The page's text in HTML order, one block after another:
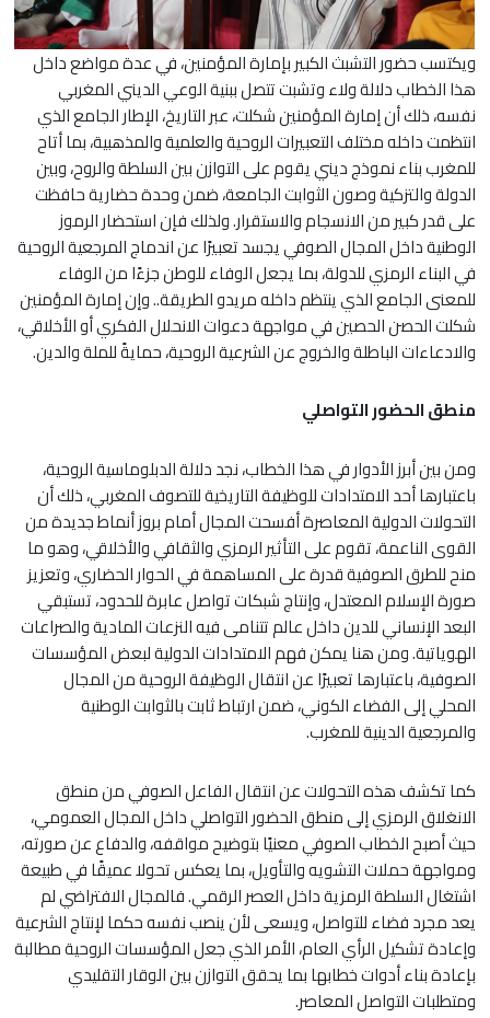
ويكتسب حضور التشبث الكبير بإمارة المؤمنين، في عدة مواضع داخل
هذا الخطاب دلالة ولاء وتشبت تتصل ببنية الوعي الديني المغربي
نفسه، ذلك أن إمارة المؤمنين شكلت، عبر التاريخ، الإطار الجامع الذي
انتظمت داخله مختلف التعبيرات الروحية والعلمية والمذهبية، بما أتاح
للمغرب بناء نموذج ديني يقوم على التوازن بين السلطة والروح، وبين
الدولة والتزكية وصون الثوابت الجامعة، ضمن وحدة حضارية حافظت
على قدر كبير من الانسجام والاستقرار. ولذلك فإن استحضار الرموز
الوطنية داخل المجال الصوفي يجسد تعبيرًا عن اندماج المرجعية الروحية
في البناء الرمزي للدولة، بما يجعل الوفاء للوطن جزءًا من الوفاء
للمعنى الجامع الذي ينتظم داخله مريدو الطريقة.. وإن إمارة المؤمنين
شكلت الحصن الحصين في مواجهة دعوات الانحلال الفكري أو الأخلاقي،
والادعاءات الباطلة والخروج عن الشرعية الروحية، حمايةً للملة والدين.
منطق الحضور التواصلي
ومن بين أبرز الأدوار في هذا الخطاب، نجد دلالة الدبلوماسية الروحية،
باعتبارها أحد الامتدادات للوظيفة التاريخية للتصوف المغربي، ذلك أن
التحولات الدولية المعاصرة أفسحت المجال أمام بروز أنماط جديدة من
القوى الناعمة، تقوم على التأثير الرمزي والثقافي والأخلاقي، وهو ما
منح للطرق الصوفية قدرة على المساهمة في الحوار الحضاري، وتعزيز
صورة الإسلام المعتدل، وإنتاج شبكات تواصل عابرة للحدود، تستبقي
البعد الإنساني للدين داخل عالم تتنامى فيه النزعات المادية والصراعات
الهوياتية. ومن هنا يمكن فهم الامتدادات الدولية لبعض المؤسسات
الصوفية، باعتبارها تعبيرًا عن انتقال الوظيفة الروحية من المجال
المحلي إلى الفضاء الكوني، ضمن ارتباط ثابت بالثوابت الوطنية
والمرجعية الدينية للمغرب.
كما تكشف هذه التحولات عن انتقال الفاعل الصوفي من منطق
الانغلاق الرمزي إلى منطق الحضور التواصلي داخل المجال العمومي،
حيث أصبح الخطاب الصوفي معنيًا بتوضيح مواقفه، والدفاع عن صورته،
ومواجهة حملات التشويه والتأويل، بما يعكس تحولا عميقًا في طبيعة
اشتغال السلطة الرمزية داخل العصر الرقمي. فالمجال الافتراضي لم
يعد مجرد فضاء للتواصل، ويسعى لأن ينصب نفسه حكما لإنتاج الشرعية
وإعادة تشكيل الرأي العام، الأمر الذي جعل المؤسسات الروحية مطالبة
بإعادة بناء أدوات خطابها بما يحقق التوازن بين الوقار التقليدي
ومتطلبات التواصل المعاصر.